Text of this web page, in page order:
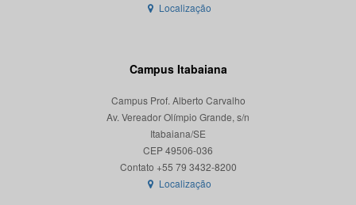
Localização
Campus Itabaiana
Campus Prof. Alberto Carvalho
Av. Vereador Olímpio Grande, s/n
Itabaiana/SE
CEP 49506-036
Localização